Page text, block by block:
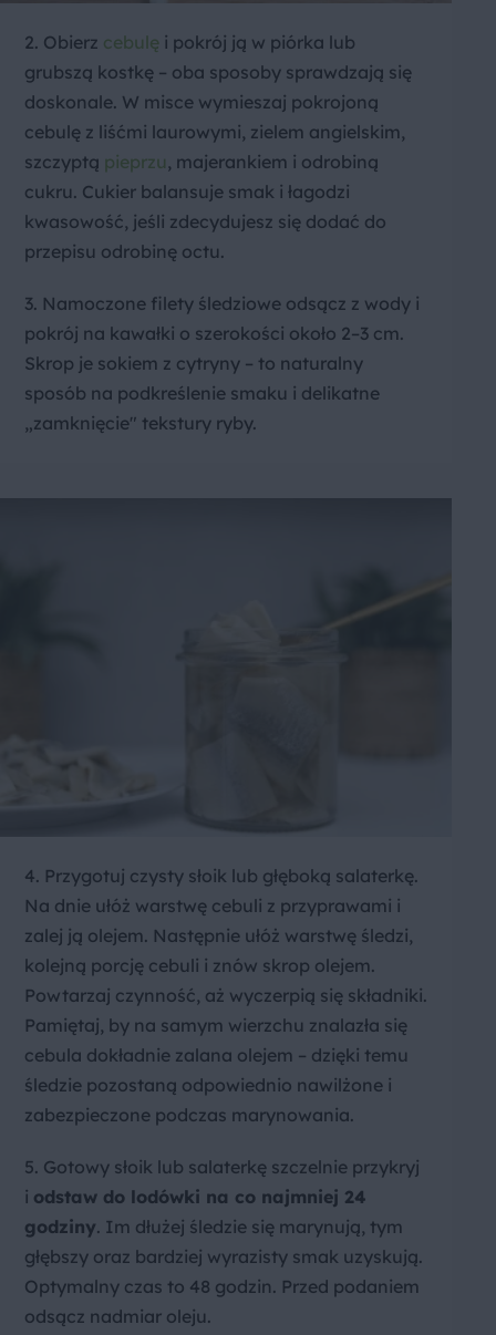
2. Obierz cebulę i pokrój ją w piórka lub
grubszą kostkę – oba sposoby sprawdzają się
doskonale. W misce wymieszaj pokrojoną
cebulę z liśćmi laurowymi, zielem angielskim,
szczyptą pieprzu , majerankiem i odrobiną
cukru. Cukier balansuje smak i łagodzi
kwasowość, jeśli zdecydujesz się dodać do
przepisu odrobinę octu.
3. Namoczone filety śledziowe odsącz z wody i
pokrój na kawałki o szerokości około 2–3 cm.
Skrop je sokiem z cytryny – to naturalny
sposób na podkreślenie smaku i delikatne
„zamknięcie" tekstury ryby.
4. Przygotuj czysty słoik lub głęboką salaterkę.
Na dnie ułóż warstwę cebuli z przyprawami i
zalej ją olejem. Następnie ułóż warstwę śledzi,
kolejną porcję cebuli i znów skrop olejem.
Powtarzaj czynność, aż wyczerpią się składniki.
Pamiętaj, by na samym wierzchu znalazła się
cebula dokładnie zalana olejem – dzięki temu
śledzie pozostaną odpowiednio nawilżone i
zabezpieczone podczas marynowania.
5. Gotowy słoik lub salaterkę szczelnie przykryj
i odstaw do lodówki na co najmniej 24
godziny. Im dłużej śledzie się marynują, tym
głębszy oraz bardziej wyrazisty smak uzyskują.
Optymalny czas to 48 godzin. Przed podaniem
odsącz nadmiar oleju.